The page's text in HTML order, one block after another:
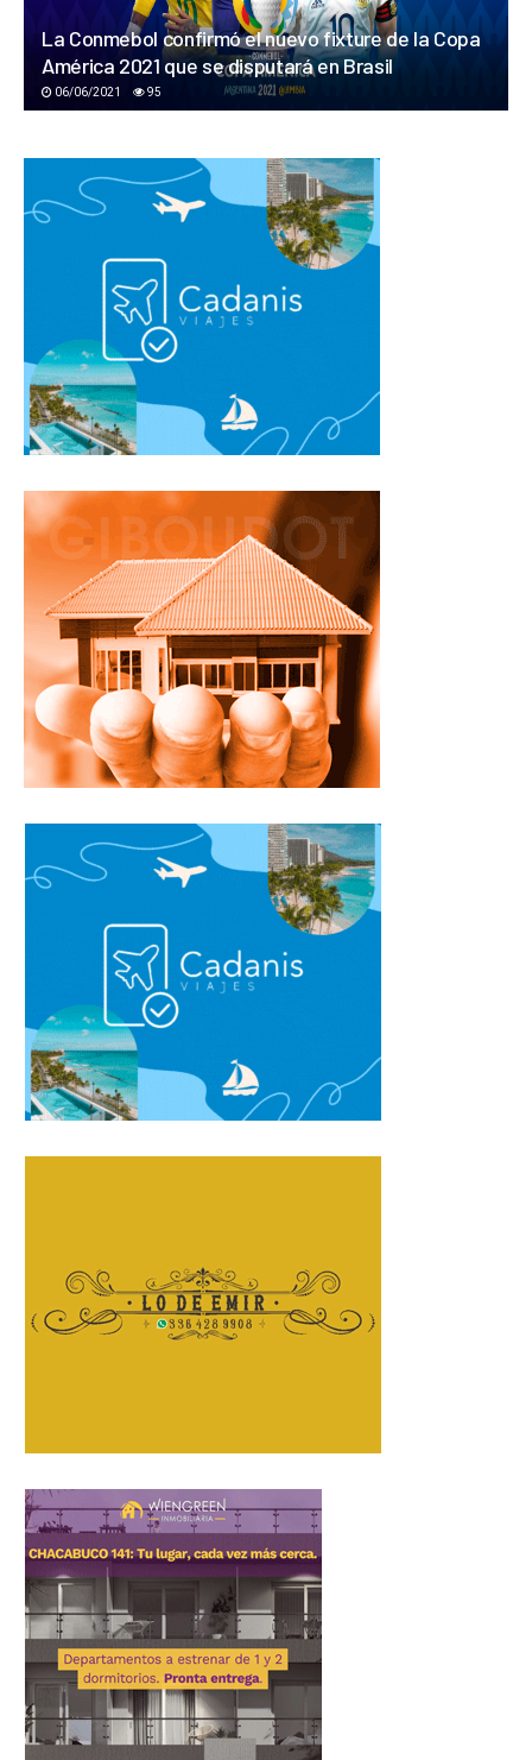
La Conmebol confirmó el nuevo fixture de la Copa
América 2021 que se disputará en Brasil
06/06/2021 95